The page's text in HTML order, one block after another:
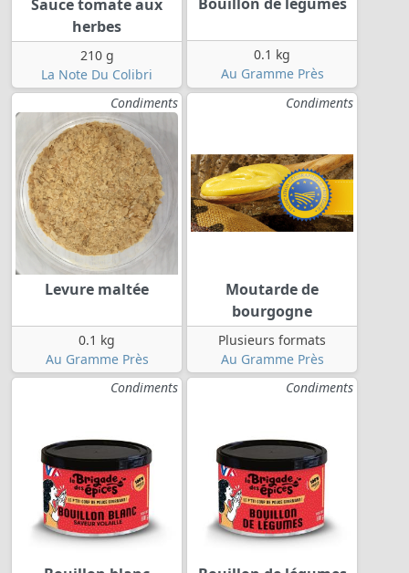
Sauce tomate aux
herbes
210 g
La Note Du Colibri
0.1 kg
Au Gramme Près
Condiments
Levure maltée
0.1 kg
Au Gramme Près
Condiments
Moutarde de
bourgogne
Plusieurs formats
Au Gramme Près
Condiments
Condiments